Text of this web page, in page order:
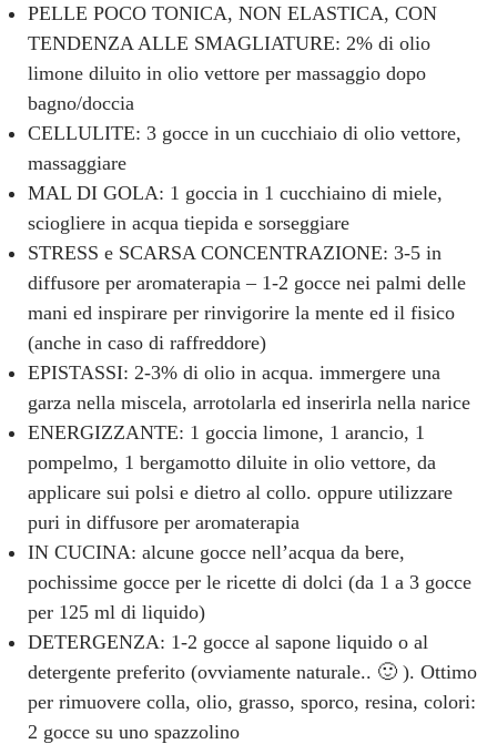
PELLE POCO TONICA, NON ELASTICA, CON
TENDENZA ALLE SMAGLIATURE: 2% di olio
limone diluito in olio vettore per massaggio dopo
bagno/doccia
CELLULITE: 3 gocce in un cucchiaio di olio vettore,
massaggiare
MAL DI GOLA: 1 goccia in 1 cucchiaino di miele,
sciogliere in acqua tiepida e sorseggiare
STRESS e SCARSA CONCENTRAZIONE: 3-5 in
diffusore per aromaterapia – 1-2 gocce nei palmi delle
mani ed inspirare per rinvigorire la mente ed il fisico
(anche in caso di raffreddore)
EPISTASSI: 2-3% di olio in acqua. immergere una
garza nella miscela, arrotolarla ed inserirla nella narice
ENERGIZZANTE: 1 goccia limone, 1 arancio, 1
pompelmo, 1 bergamotto diluite in olio vettore, da
applicare sui polsi e dietro al collo. oppure utilizzare
puri in diffusore per aromaterapia
IN CUCINA: alcune gocce nell’acqua da bere,
pochissime gocce per le ricette di dolci (da 1 a 3 gocce
per 125 ml di liquido)
DETERGENZA: 1-2 gocce al sapone liquido o al
detergente preferito (ovviamente naturale.. 🙂 ). Ottimo
per rimuovere colla, olio, grasso, sporco, resina, colori:
2 gocce su uno spazzolino